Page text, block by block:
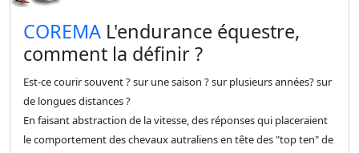
​COREMA L'endurance équestre,
comment la définir ?
Est-ce courir souvent ? sur une saison ? sur plusieurs années? sur
de longues distances ?
En faisant abstraction de la vitesse, des réponses qui placeraient
le comportement des chevaux autraliens en tête des "top ten" de